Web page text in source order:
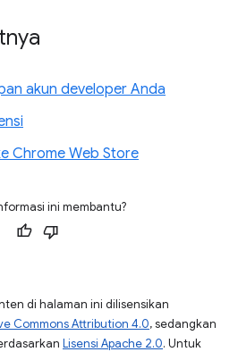
akun developer Anda
Chrome Web Store
ini membantu?
di halaman ini dilisensikan
Commons Attribution 4.0, sedangkan
Lisensi Apache 2.0. Untuk